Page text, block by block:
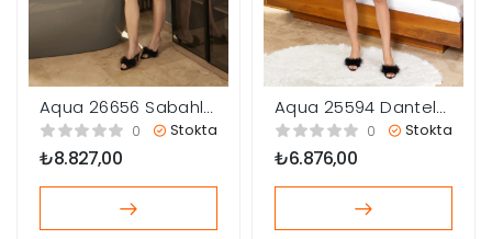
Aqua 26656 Sabahlık
Gecelik Takım
0 Stokta
₺8.827,00
Aqua 25594 Dantel
ve Tül Detaylı Saten
Gecelik Sabahlık
Takım
0 Stokta
₺6.876,00